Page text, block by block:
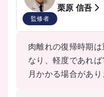
監修者
栗原 信吾
肉離れの復帰時期
なり、軽度であれ
月かかる場合があり